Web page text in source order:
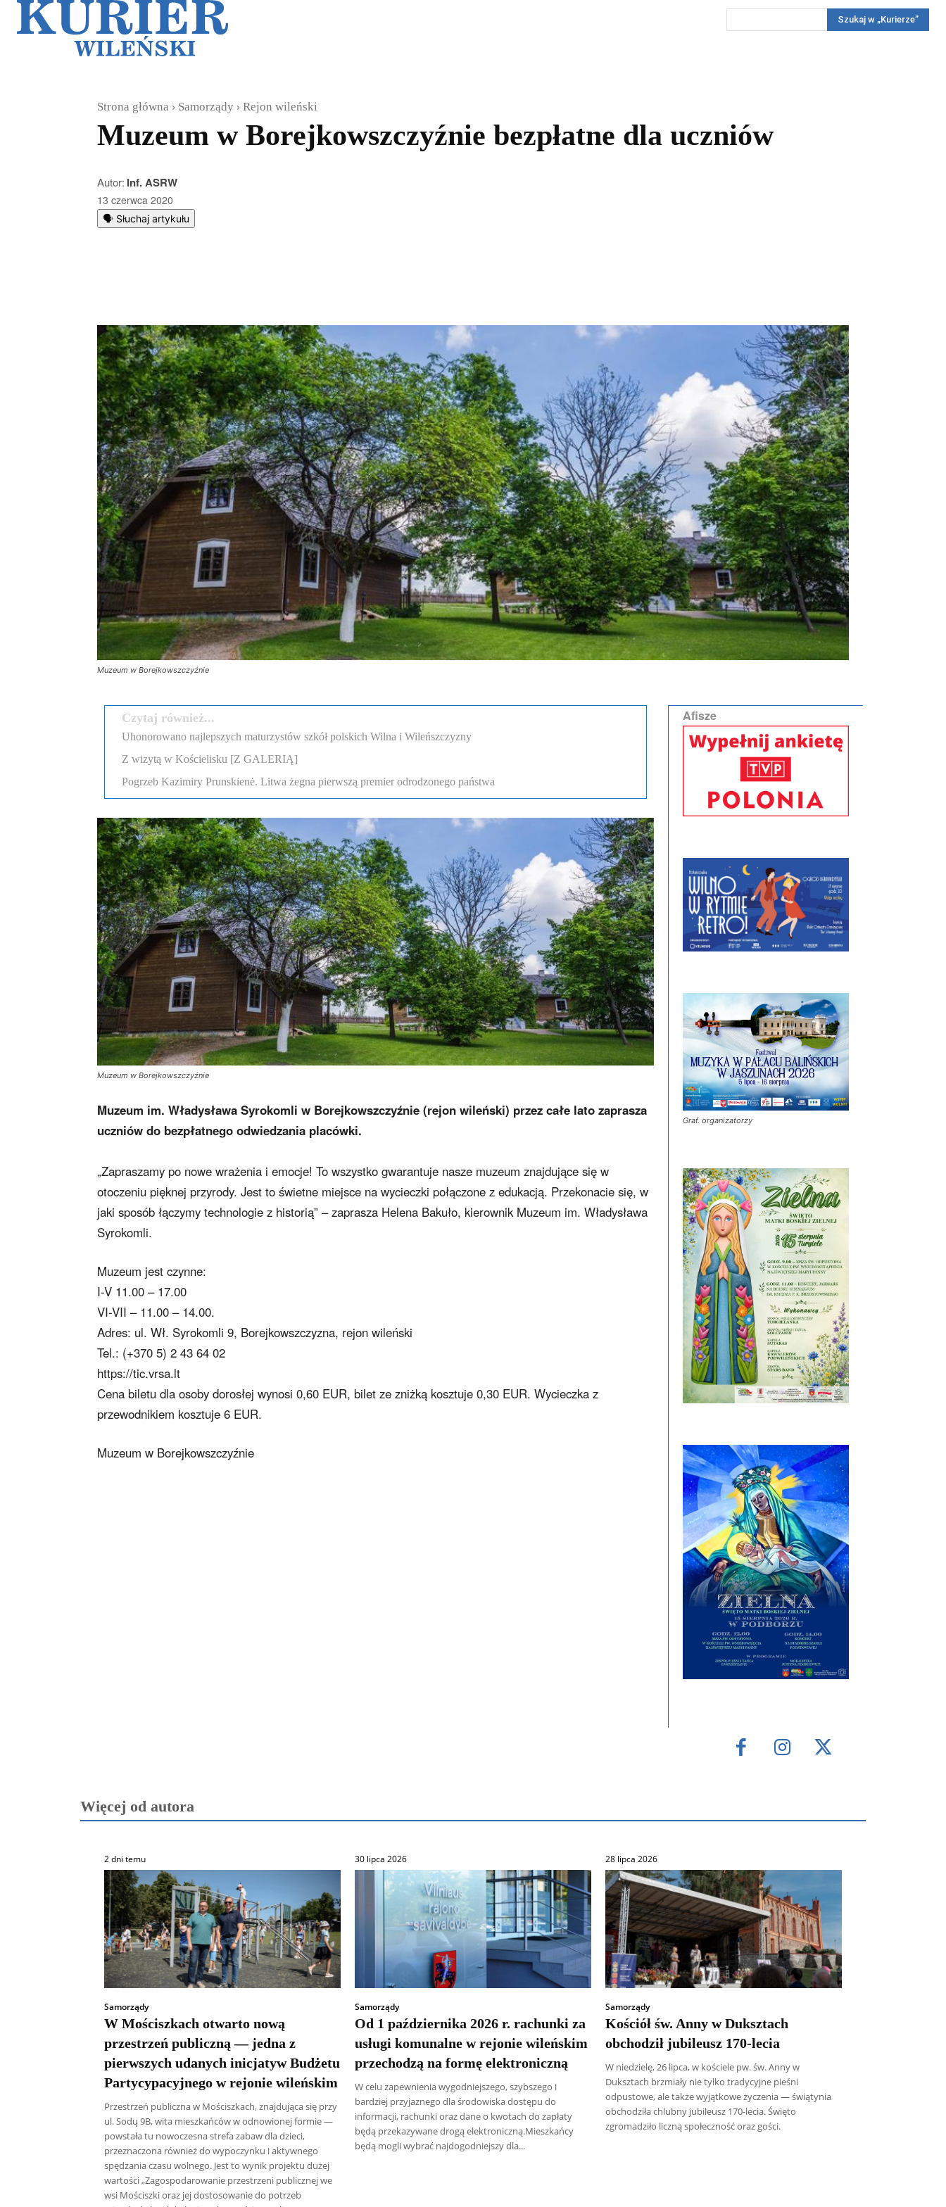
Reportaż KonkursyWięcej
Szukaj w „Kurierze”
Strona główna Samorządy Rejon wileński
Muzeum w Borejkowszczyźnie bezpłatne dla uczniów
Autor: Inf. ASRW
13 czerwca 2020
🗣️ Słuchaj artykułu
Muzeum w Borejkowszczyźnie
Czytaj również...
Uhonorowano najlepszych maturzystów szkół polskich Wilna i Wileńszczyzny
Z wizytą w Kościelisku [Z GALERIĄ]
Pogrzeb Kazimiry Prunskienė. Litwa żegna pierwszą premier odrodzonego państwa
Muzeum w Borejkowszczyźnie
Muzeum im. Władysława Syrokomli w Borejkowszczyźnie (rejon wileński) przez całe lato zaprasza
uczniów do bezpłatnego odwiedzania placówki.
„Zapraszamy po nowe wrażenia i emocje! To wszystko gwarantuje nasze muzeum znajdujące się w
otoczeniu pięknej przyrody. Jest to świetne miejsce na wycieczki połączone z edukacją. Przekonacie się, w
jaki sposób łączymy technologie z historią” – zaprasza Helena Bakuło, kierownik Muzeum im. Władysława
Syrokomli.
Muzeum jest czynne:
I-V 11.00 – 17.00
VI-VII – 11.00 – 14.00.
Adres: ul. Wł. Syrokomli 9, Borejkowszczyzna, rejon wileński
Tel.: (+370 5) 2 43 64 02
https://tic.vrsa.lt
Cena biletu dla osoby dorosłej wynosi 0,60 EUR, bilet ze zniżką kosztuje 0,30 EUR. Wycieczka z
przewodnikiem kosztuje 6 EUR.
Muzeum w Borejkowszczyźnie
Afisze
Graf. organizatorzy
Więcej od autora
2 dni temu
Samorządy
W Mościszkach otwarto nową
przestrzeń publiczną — jedna z
pierwszych udanych inicjatyw Budżetu
Partycypacyjnego w rejonie wileńskim
Przestrzeń publiczna w Mościszkach, znajdująca się przy
ul. Sodų 9B, wita mieszkańców w odnowionej formie —
powstała tu nowoczesna strefa zabaw dla dzieci,
przeznaczona również do wypoczynku i aktywnego
spędzania czasu wolnego. Jest to wynik projektu dużej
wartości „Zagospodarowanie przestrzeni publicznej we
wsi Mościszki oraz jej dostosowanie do potrzeb
30 lipca 2026
Samorządy
Od 1 października 2026 r. rachunki za
usługi komunalne w rejonie wileńskim
przechodzą na formę elektroniczną
W celu zapewnienia wygodniejszego, szybszego i
bardziej przyjaznego dla środowiska dostępu do
informacji, rachunki oraz dane o kwotach do zapłaty
będą przekazywane drogą elektroniczną.Mieszkańcy
będą mogli wybrać najdogodniejszy dla...
28 lipca 2026
Samorządy
Kościół św. Anny w Duksztach
obchodził jubileusz 170-lecia
W niedzielę, 26 lipca, w kościele pw. św. Anny w
Duksztach brzmiały nie tylko tradycyjne pieśni
odpustowe, ale także wyjątkowe życzenia — świątynia
obchodziła chlubny jubileusz 170-lecia. Święto
zgromadziło liczną społeczność oraz gości.